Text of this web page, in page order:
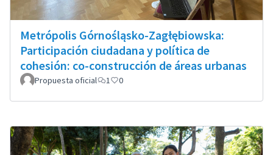
Metrópolis Górnośląsko-Zagłębiowska:
Participación ciudadana y política de
cohesión: co-construcción de áreas urbanas
Propuesta oficial 1 0